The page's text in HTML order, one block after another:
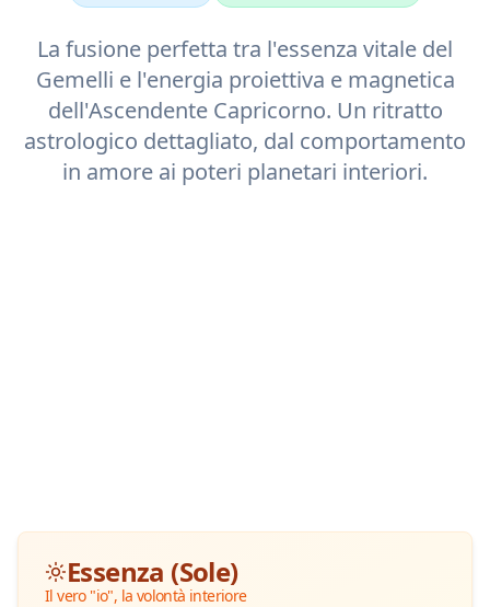
La fusione perfetta tra l'essenza vitale del
Gemelli e l'energia proiettiva e magnetica
dell'Ascendente Capricorno. Un ritratto
astrologico dettagliato, dal comportamento
in amore ai poteri planetari interiori.
Essenza (Sole)
Il vero "io", la volontà interiore